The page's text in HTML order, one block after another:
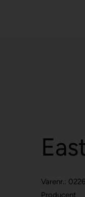
Varenr.:
Producent